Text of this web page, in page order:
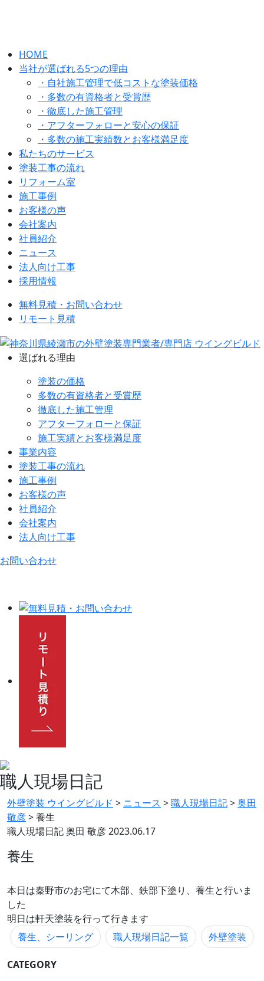
HOME
当社が選ばれる5つの理由
・自社施工管理で低コストな塗装価格
・多数の有資格者と受賞歴
・徹底した施工管理
・アフターフォローと安心の保証
・多数の施工実績数とお客様満足度
私たちのサービス
塗装工事の流れ
リフォーム室
施工事例
お客様の声
会社案内
社員紹介
ニュース
法人向け工事
採用情報
無料見積・お問い合わせ
リモート見積
選ばれる理由
塗装の価格
多数の有資格者と受賞歴
徹底した施工管理
アフターフォローと保証
施工実績とお客様満足度
事業内容
塗装工事の流れ
施工事例
お客様の声
社員紹介
会社案内
法人向け工事
お問い合わせ
職人現場日記
外壁塗装 ウイングビルド > ニュース >職人現場日記>奥田
敬彦>養生
職人現場日記奥田 敬彦2023.06.17
養生
本日は秦野市のお宅にて木部、鉄部下塗り、養生と行いま
した
明日は軒天塗装を行って行きます
養生、シーリング
職人現場日記一覧 外壁塗装
CATEGORY